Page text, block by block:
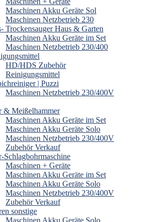
Maschinen Akku Geräte Sol
Maschinen Netzbetrieb 230
Trockensauger Haus & Garten
Maschinen Akku Geräte im Set
Maschinen Netzbetrieb 230/400
HD/HDS Zubehör
Reinigungsmittel
| Puzzi
Maschinen Netzbetrieb 230/400V
& Meißelhammer
Maschinen Akku Geräte im Set
Maschinen Akku Geräte Solo
Maschinen Netzbetrieb 230/400V
Zubehör Verkauf
Schlagbohrmaschine
Maschinen + Geräte
Maschinen Akku Geräte im Set
Maschinen Akku Geräte Solo
Maschinen Netzbetrieb 230/400V
Zubehör Verkauf
sonstige
Maschinen Akku Geräte Solo